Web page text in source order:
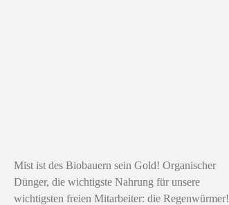
Mist ist des Biobauern sein Gold! Organischer
Dünger, die wichtigste Nahrung für unsere
wichtigsten freien Mitarbeiter: die Regenwürmer!